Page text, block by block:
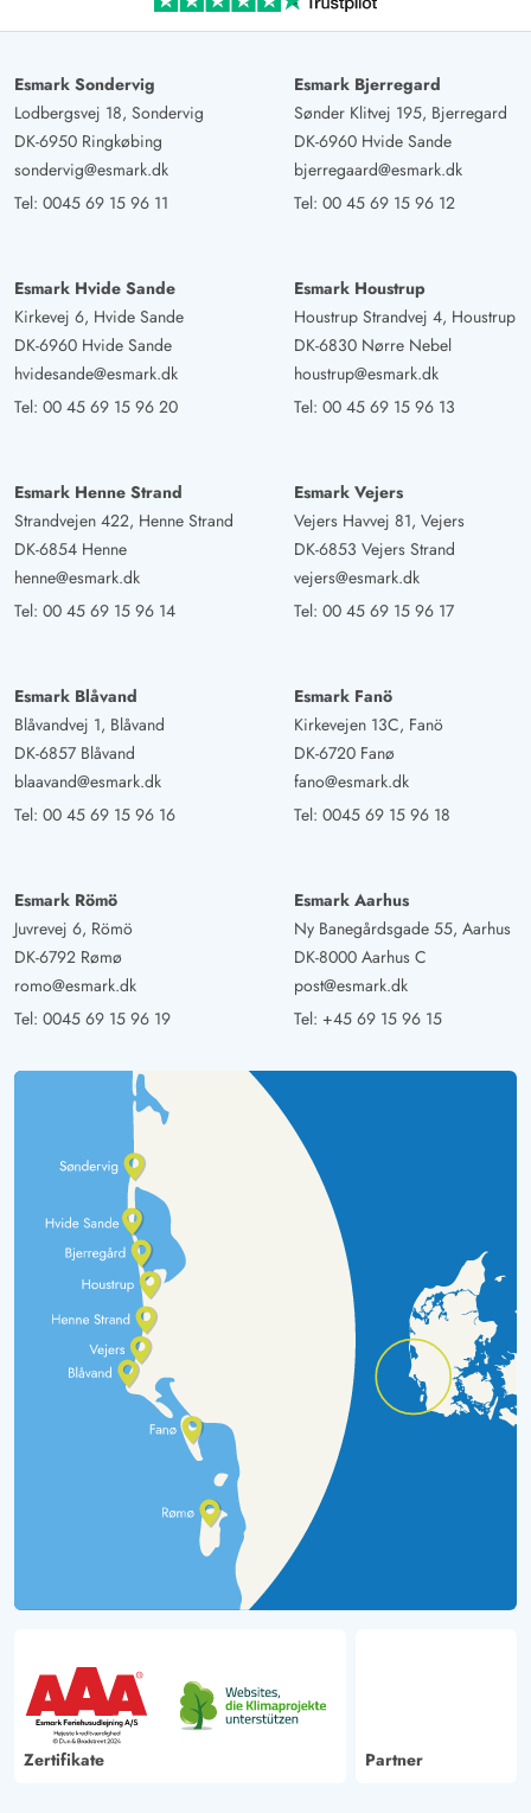
Esmark Sondervig
Lodbergsvej 18, Sondervig
DK-6950 Ringkøbing
sondervig@esmark.dk
Tel: 0045 69 15 96 11
Esmark Bjerregard
Sønder Klitvej 195, Bjerregard
DK-6960 Hvide Sande
bjerregaard@esmark.dk
Tel: 00 45 69 15 96 12
Esmark Hvide Sande
Kirkevej 6, Hvide Sande
DK-6960 Hvide Sande
hvidesande@esmark.dk
Tel: 00 45 69 15 96 20
Esmark Houstrup
Houstrup Strandvej 4, Houstrup
DK-6830 Nørre Nebel
houstrup@esmark.dk
Tel: 00 45 69 15 96 13
Esmark Henne Strand
Strandvejen 422, Henne Strand
DK-6854 Henne
henne@esmark.dk
Tel: 00 45 69 15 96 14
Esmark Vejers
Vejers Havvej 81, Vejers
DK-6853 Vejers Strand
vejers@esmark.dk
Tel: 00 45 69 15 96 17
Esmark Blåvand
Blåvandvej 1, Blåvand
DK-6857 Blåvand
blaavand@esmark.dk
Tel: 00 45 69 15 96 16
Esmark Fanö
Kirkevejen 13C, Fanö
DK-6720 Fanø
fano@esmark.dk
Tel: 0045 69 15 96 18
Esmark Römö
Juvrevej 6, Römö
DK-6792 Rømø
romo@esmark.dk
Tel: 0045 69 15 96 19
Esmark Aarhus
Ny Banegårdsgade 55, Aarhus
DK-8000 Aarhus C
post@esmark.dk
Tel: +45 69 15 96 15
Zertifikate Partner